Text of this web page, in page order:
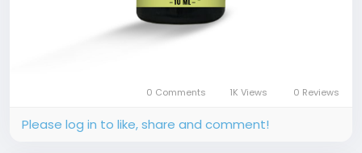
0 Comments 1K Views 0 Reviews
Please log in to like, share and comment!